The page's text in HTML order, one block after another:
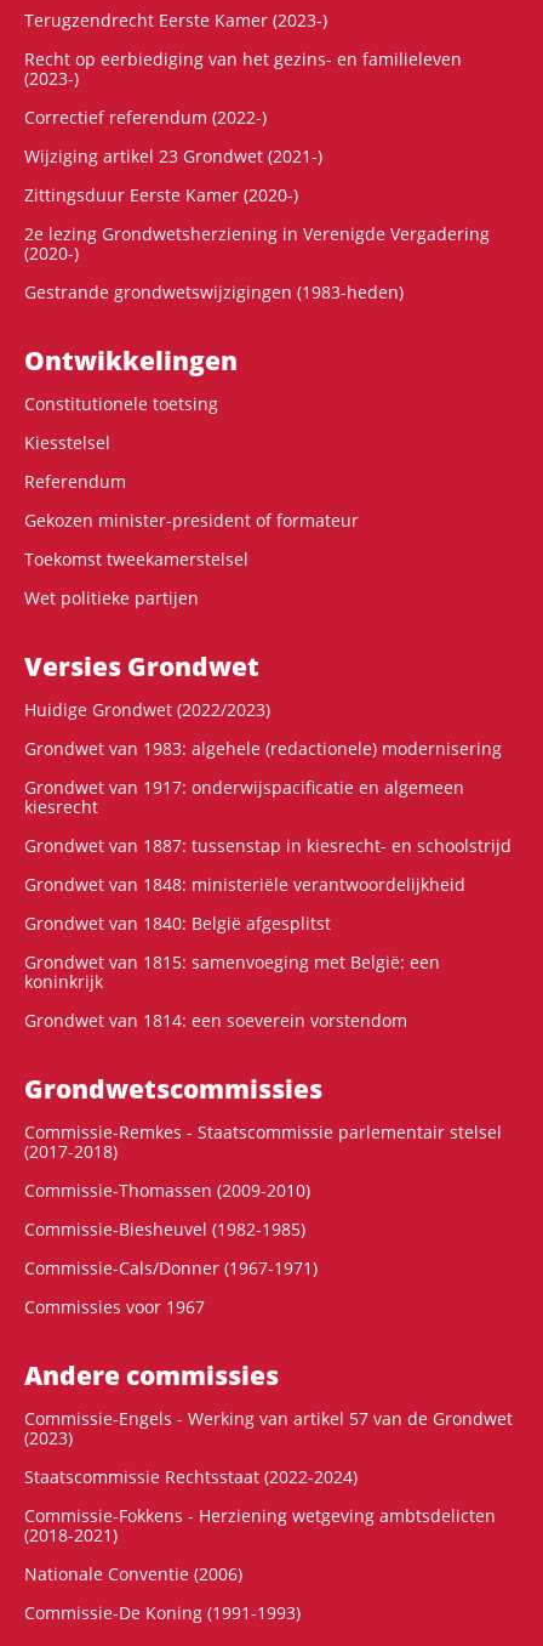
Terugzendrecht Eerste Kamer (2023-)
Recht op eerbiediging van het gezins- en familieleven
(2023-)
Correctief referendum (2022-)
Wijziging artikel 23 Grondwet (2021-)
Zittingsduur Eerste Kamer (2020-)
2e lezing Grondwetsherziening in Verenigde Vergadering
(2020-)
Gestrande grondwetswijzigingen (1983-heden)
Ontwikke­lingen
Constitutionele toetsing
Kiesstelsel
Referendum
Gekozen minister-president of formateur
Toekomst tweekamerstelsel
Wet politieke partijen
Versies Grondwet
Huidige Grondwet (2022/2023)
Grondwet van 1983: algehele (redactionele) modernisering
Grondwet van 1917: onderwijspacificatie en algemeen
kiesrecht
Grondwet van 1887: tussenstap in kiesrecht- en schoolstrijd
Grondwet van 1848: ministeriële verantwoordelijkheid
Grondwet van 1840: België afgesplitst
Grondwet van 1815: samenvoeging met België: een
koninkrijk
Grondwet van 1814: een soeverein vorstendom
Grondwets­commissies
Commissie-Remkes - Staatscommissie parlementair stelsel
(2017-2018)
Commissie-Thomassen (2009-2010)
Commissie-Biesheuvel (1982-1985)
Commissie-Cals/Donner (1967-1971)
Commissies voor 1967
Andere commissies
Commissie-Engels - Werking van artikel 57 van de Grondwet
(2023)
Staatscommissie Rechtsstaat (2022-2024)
Commissie-Fokkens - Herziening wetgeving ambtsdelicten
(2018-2021)
Nationale Conventie (2006)
Commissie-De Koning (1991-1993)